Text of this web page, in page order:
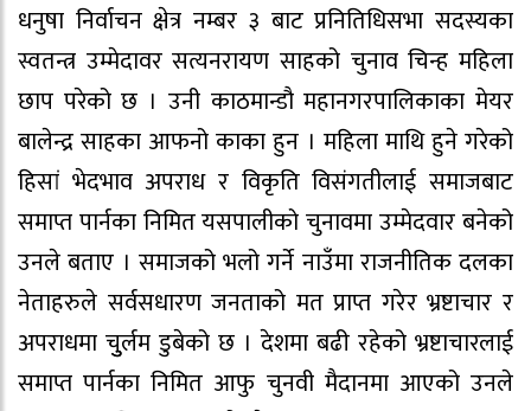
धनुषा निर्वाचन क्षेत्र नम्बर ३ बाट प्रनितिधिसभा सदस्यका
स्वतन्त्र उम्मेदावर सत्यनरायण साहको चुनाव चिन्ह महिला
छाप परेको छ । उनी काठमान्डौ महानगरपालिकाका मेयर
बालेन्द्र साहका आफनो काका हुन । महिला माथि हुने गरेको
हिसां भेदभाव अपराध र विकृति विसंगतीलाई समाजबाट
समाप्त पार्नका निमित यसपालीको चुनावमा उम्मेदवार बनेको
उनले बताए । समाजको भलो गर्ने नाउँमा राजनीतिक दलका
नेताहरुले सर्वसधारण जनताको मत प्राप्त गरेर भ्रष्टाचार र
अपराधमा चुुर्लम डुबेको छ । देशमा बढी रहेको भ्रष्टाचारलाई
समाप्त पार्नका निमित आफु चुनवी मैदानमा आएको उनले